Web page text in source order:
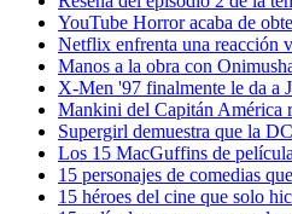
YouTube Horror acaba de
Netflix enfrenta una reacción
Manos a la obra con
X-Men '97 finalmente le da a
Mankini del Capitán América
Supergirl demuestra que la
Los 15 MacGuffins de
15 personajes de comedias
15 héroes del cine que solo